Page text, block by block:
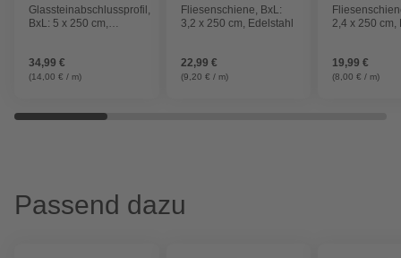
Glassteinabschlussprofil,
BxL: 5 x 250 cm,
34,99 €
(14,00 € / m)
Fliesenschiene, BxL:
3,2 x 250 cm, Edelstahl
22,99 €
(9,20 € / m)
2,4 x 250 cm,
19,99 €
(8,00 € / m)
Passend dazu